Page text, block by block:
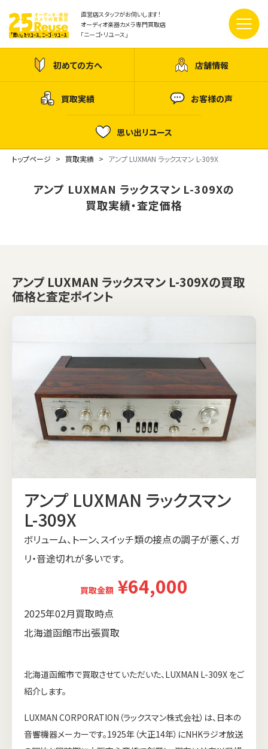
直営店スタッフがお伺いします！
オーディオ楽器カメラ専門買取店
「ニーゴ・リユース」
初めての方へ 店舗情報
買取実績 お客様の声
思い出リユース
トップページ 買取実績 アンプ LUXMAN ラックスマン L-309X
アンプ LUXMAN ラックスマン L-309Xの
買取実績・査定価格
アンプ LUXMAN ラックスマン L-309Xの買取
価格と査定ポイント
アンプ LUXMAN ラックスマン
L-309X
ボリューム、トーン、スイッチ類の接点の調子が悪く、ガ
リ・音途切れが多いです。
買取金額 ¥64,000
2025年02月買取時点
北海道函館市出張買取
北海道函館市で買取させていただいた、LUXMAN L-309X をご
紹介します。
LUXMAN CORPORATION（ラックスマン株式会社）は、日本の
音響機器メーカーです。1925年（大正14年）にNHKラジオ放送